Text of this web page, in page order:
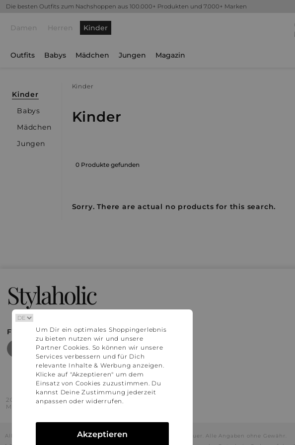
Die besten Outfits zum Nachshoppen aus 100.000+ Produkten und 7.000+ Marken
Damen Herren Kinder
Outfits Babys Mädchen Jungen Magazin
Kinder
Babys
Mädchen
Jungen
Kinder
Kinder
0 Produkte gefunden
Sorry. There are actual no products for this search.
Stylaholic
FIND MORE INSPIRATION
2016 - 2026 © Stylaholic.
Made for you with love in munich.
Alle Preise inkl. der jeweils geltenden gesetzlichen Mehrwertsteuer. Alle Angaben ohne Gewähr.
Um Dir ein optimales Shoppingerlebnis
zu bieten nutzen wir und unsere
Partner Cookies. So können wir unsere
Services verbessern und für Dich
relevante Inhalte & Werbung anzeigen.
Klicke auf "Akzeptieren" um dem
Einsatz von Cookies zuzustimmen. Du
kannst Deine Zustimmung jederzeit
anpassen oder widerrufen.
Akzeptieren